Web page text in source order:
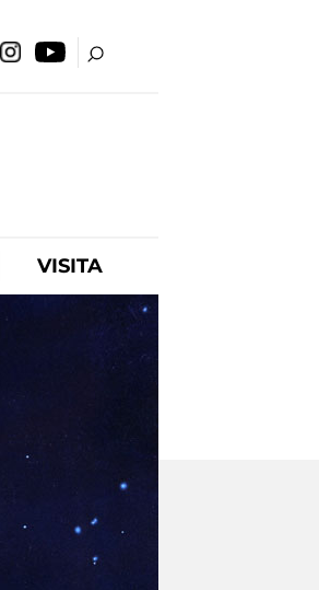
VISITA